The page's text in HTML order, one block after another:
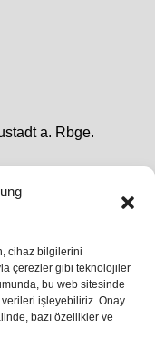
cihaz bilgilerini
çerezler gibi teknolojiler
bu web sitesinde
işleyebiliriz. Onay
bazı özellikler ve
a. Rbge.
Freiburg ve Aston
Hazırlanıyor